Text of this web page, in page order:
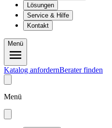
Lösungen
Service & Hilfe
Kontakt
Menü
Katalog anfordernBerater finden
Menü